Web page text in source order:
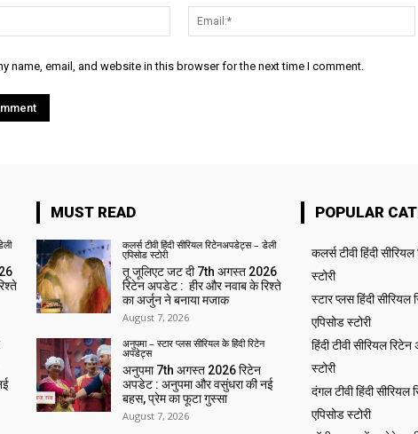
Name:*
name, email, and website in this browser for the next time I comment.
MUST READ
कलर्स टीवी हिंदी सीरियल रिटेनअपडेट्स – डेली
एपिसोड स्टोरी
तू जूलिएट जट दी 7th अगस्त 2026
रिटेन अपडेट : हीर और नवाब के रिश्ते
का अर्जुन ने बनाया मजाक
August 7, 2026
अनुपमा – स्टार प्लस सीरियल के हिंदी रिटेन
अपडेट्स
अनुपमा 7th अगस्त 2026 रिटेन
अपडेट : अनुपमा और वसुंधरा की नई
बहस, प्रेम का फूटा गुस्सा
August 7, 2026
POPULAR
कलर्स टीवी हिंदी
स्टोरी
स्टार प्लस हिंदी
एपिसोड स्टोरी
हिंदी टीवी सीरियल
स्टोरी
दंगल टीवी हिंदी
एपिसोड स्टोरी